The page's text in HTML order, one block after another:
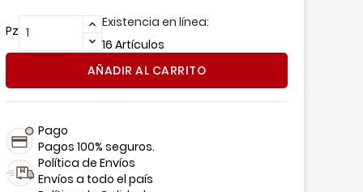
Pz
Existencia en línea:
16 Artículos
AÑADIR AL CARRITO
Pago
Pagos 100% seguros.
Política de Envíos
Envíos a todo el país